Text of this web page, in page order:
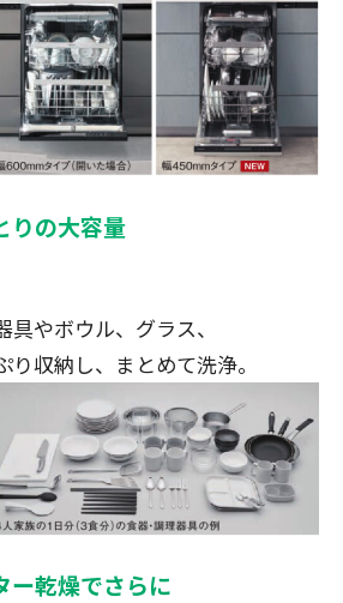
りの大容量
やボウル、グラス、
収納し、まとめて洗浄。
ー乾燥でさらに